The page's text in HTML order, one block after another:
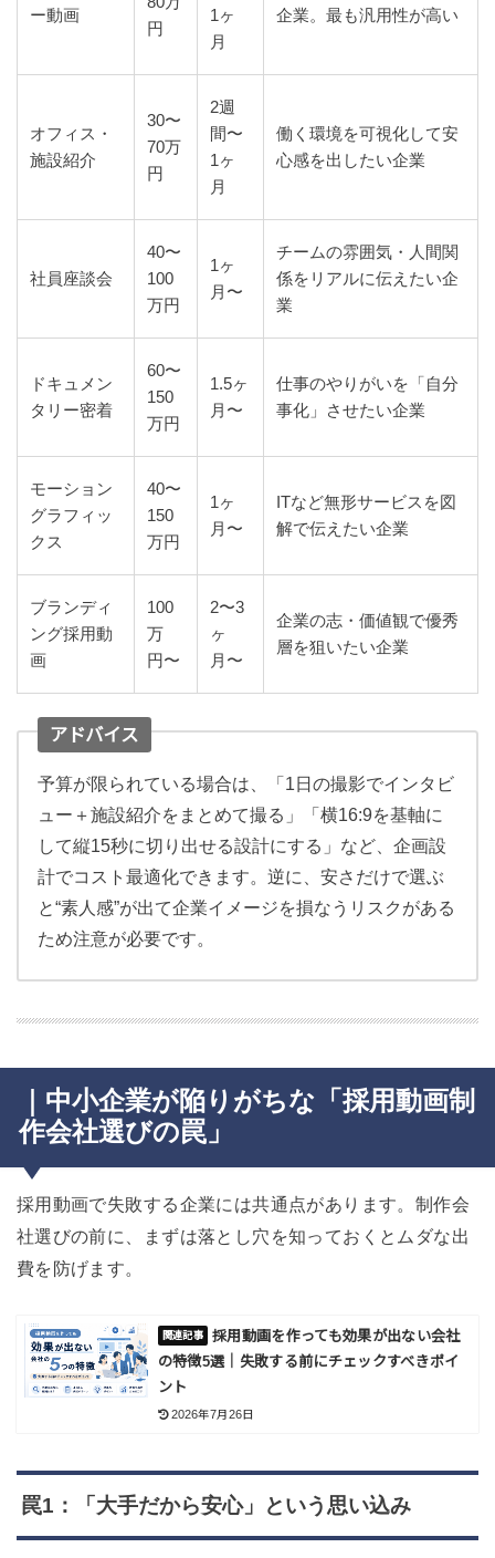
ー動画
円
1ヶ
月
企業。最も汎用性が高い
オフィス・
施設紹介
30〜
70万
円
2週
間〜
1ヶ
月
働く環境を可視化して安
心感を出したい企業
社員座談会
40〜
100
万円
1ヶ
月〜
チームの雰囲気・人間関
係をリアルに伝えたい企
業
ドキュメン
タリー密着
60〜
150
万円
1.5ヶ
月〜
仕事のやりがいを「自分
事化」させたい企業
モーション
グラフィッ
クス
40〜
150
万円
1ヶ
月〜
ITなど無形サービスを図
解で伝えたい企業
ブランディ
ング採用動
画
100
万
円〜
2〜3
ヶ
月〜
企業の志・価値観で優秀
層を狙いたい企業
アドバイス
予算が限られている場合は、「1日の撮影でインタビ
ュー＋施設紹介をまとめて撮る」「横16:9を基軸に
して縦15秒に切り出せる設計にする」など、企画設
計でコスト最適化できます。 逆に、安さだけで選ぶ
と“素人感”が出て企業イメージを損なうリスクがある
ため注意が必要です。
｜中小企業が陥りがちな「採用動画制
作会社選びの罠」
採用動画で失敗する企業には共通点があります。制作会
社選びの前に、まずは落とし穴を知っておくとムダな出
費を防げます。
採用動画を作っても効果が出ない会社
の特徴5選｜失敗する前にチェックすべきポイ
ント
2026年7月26日
罠1：「大手だから安心」という思い込み